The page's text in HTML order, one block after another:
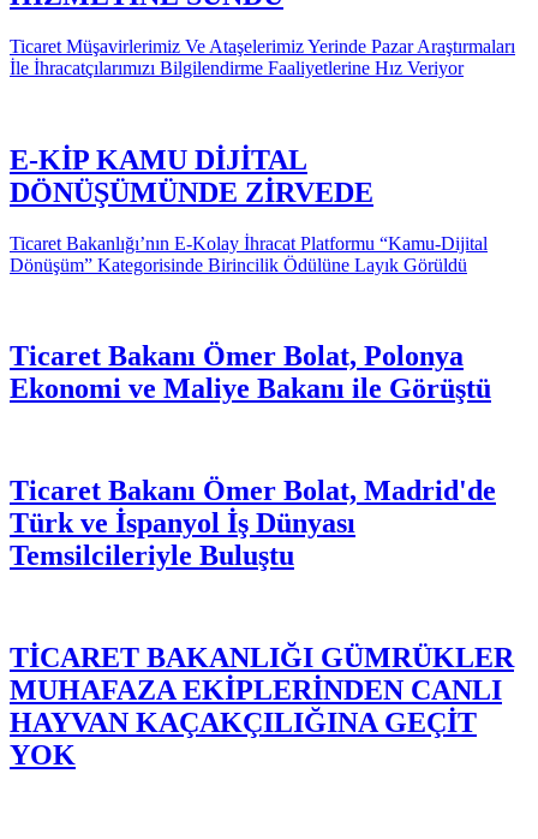
Ticaret Müşavirlerimiz Ve Ataşelerimiz Yerinde Pazar Araştırmaları
İle İhracatçılarımızı Bilgilendirme Faaliyetlerine Hız Veriyor
E-KİP KAMU DİJİTAL
DÖNÜŞÜMÜNDE ZİRVEDE
Ticaret Bakanlığı’nın E-Kolay İhracat Platformu “Kamu-Dijital
Dönüşüm” Kategorisinde Birincilik Ödülüne Layık Görüldü
Ticaret Bakanı Ömer Bolat, Polonya
Ekonomi ve Maliye Bakanı ile Görüştü
Ticaret Bakanı Ömer Bolat, Madrid'de
Türk ve İspanyol İş Dünyası
Temsilcileriyle Buluştu
TİCARET BAKANLIĞI GÜMRÜKLER
MUHAFAZA EKİPLERİNDEN CANLI
HAYVAN KAÇAKÇILIĞINA GEÇİT
YOK